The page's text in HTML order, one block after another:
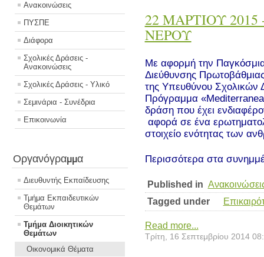
Ανακοινώσεις
ΠΥΣΠΕ
Διάφορα
Σχολικές Δράσεις -
Ανακοινώσεις
Σχολικές Δράσεις - Υλικό
Σεμινάρια - Συνέδρια
Επικοινωνία
Οργανόγραμμα
Διευθυντής Εκπαίδευσης
Τμήμα Εκπαιδευτικών
Θεμάτων
Τμήμα Διοικητικών
Θεμάτων
Οικονομικά Θέματα
22 ΜΑΡΤΙΟΥ
ΝΕΡΟΥ
Με αφορμή την
Διεύθυνσης
της Υπευθύνου Σχολικών
Πρόγραμμα
δράση που έχει
αφορά σε ένα
στοιχείο ενότητας των
Περισσότερα στα
Published in
Tagged under
Read more...
Τρίτη, 16 Σεπτεμβρίου 2014